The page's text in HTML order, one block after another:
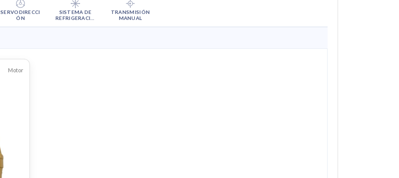
SERVODIRECCI
ÓN
SISTEMA DE
REFRIGERACIÓ
M
TRANSMISIÓN
MANUAL
Motor